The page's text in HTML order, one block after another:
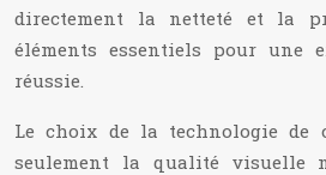
directement la netteté et la
éléments essentiels pour une
réussie.
Le choix de la technologie de
seulement la qualité visuelle